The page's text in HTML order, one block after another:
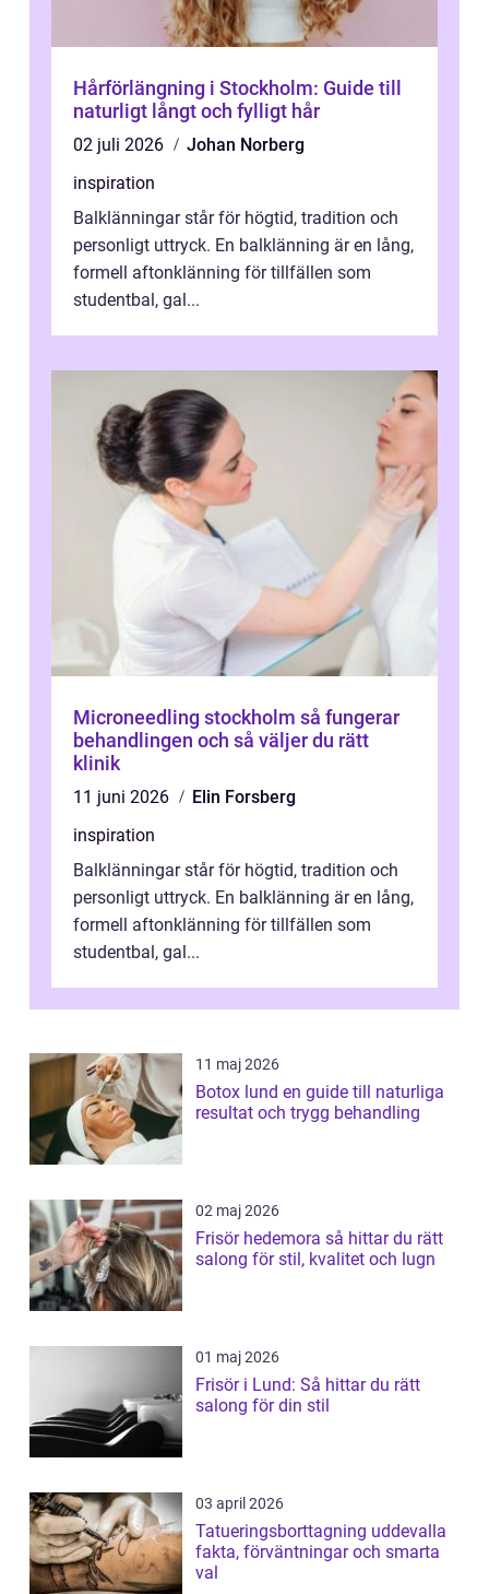
Hårförlängning i Stockholm: Guide till
naturligt långt och fylligt hår
02 juli 2026
Johan Norberg
inspiration
Balklänningar står för högtid, tradition och
personligt uttryck. En balklänning är en lång,
formell aftonklänning för tillfällen som
studentbal, gal...
Microneedling stockholm så fungerar
behandlingen och så väljer du rätt
klinik
11 juni 2026
Elin Forsberg
inspiration
Balklänningar står för högtid, tradition och
personligt uttryck. En balklänning är en lång,
formell aftonklänning för tillfällen som
studentbal, gal...
11 maj 2026
Botox lund en guide till naturliga
resultat och trygg behandling
02 maj 2026
Frisör hedemora så hittar du rätt
salong för stil, kvalitet och lugn
01 maj 2026
Frisör i Lund: Så hittar du rätt
salong för din stil
03 april 2026
Tatueringsborttagning uddevalla
fakta, förväntningar och smarta
val